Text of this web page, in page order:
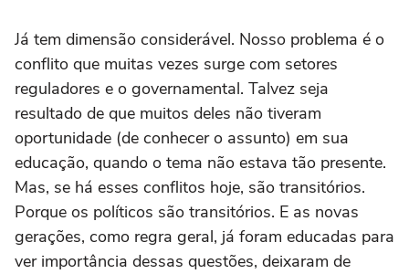
Já tem dimensão considerável. Nosso problema é o
conflito que muitas vezes surge com setores
reguladores e o governamental. Talvez seja
resultado de que muitos deles não tiveram
oportunidade (de conhecer o assunto) em sua
educação, quando o tema não estava tão presente.
Mas, se há esses conflitos hoje, são transitórios.
Porque os políticos são transitórios. E as novas
gerações, como regra geral, já foram educadas para
ver importância dessas questões, deixaram de